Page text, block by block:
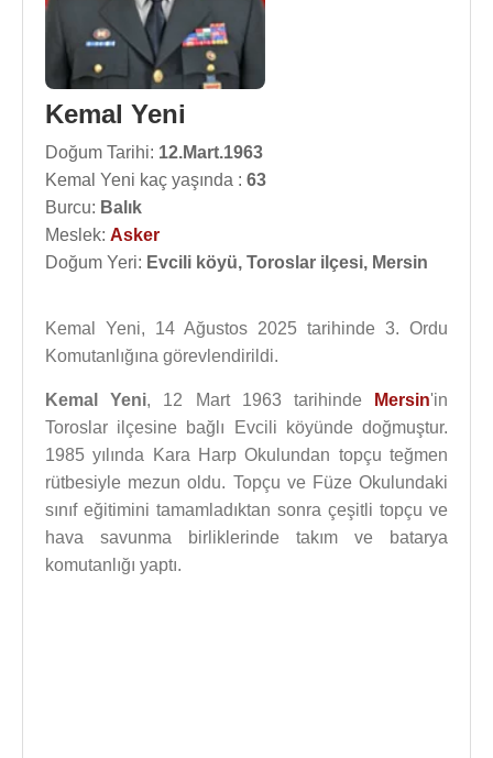
Kemal Yeni
Doğum Tarihi: 12.Mart.1963
Kemal Yeni kaç yaşında : 63
Burcu: Balık
Meslek: Asker
Doğum Yeri: Evcili köyü, Toroslar ilçesi, Mersin
Kemal Yeni, 14 Ağustos 2025 tarihinde 3. Ordu
Komutanlığına görevlendirildi.
Kemal Yeni, 12 Mart 1963 tarihinde Mersin'in
Toroslar ilçesine bağlı Evcili köyünde doğmuştur.
1985 yılında Kara Harp Okulundan topçu teğmen
rütbesiyle mezun oldu. Topçu ve Füze Okulundaki
sınıf eğitimini tamamladıktan sonra çeşitli topçu ve
hava savunma birliklerinde takım ve batarya
komutanlığı yaptı.